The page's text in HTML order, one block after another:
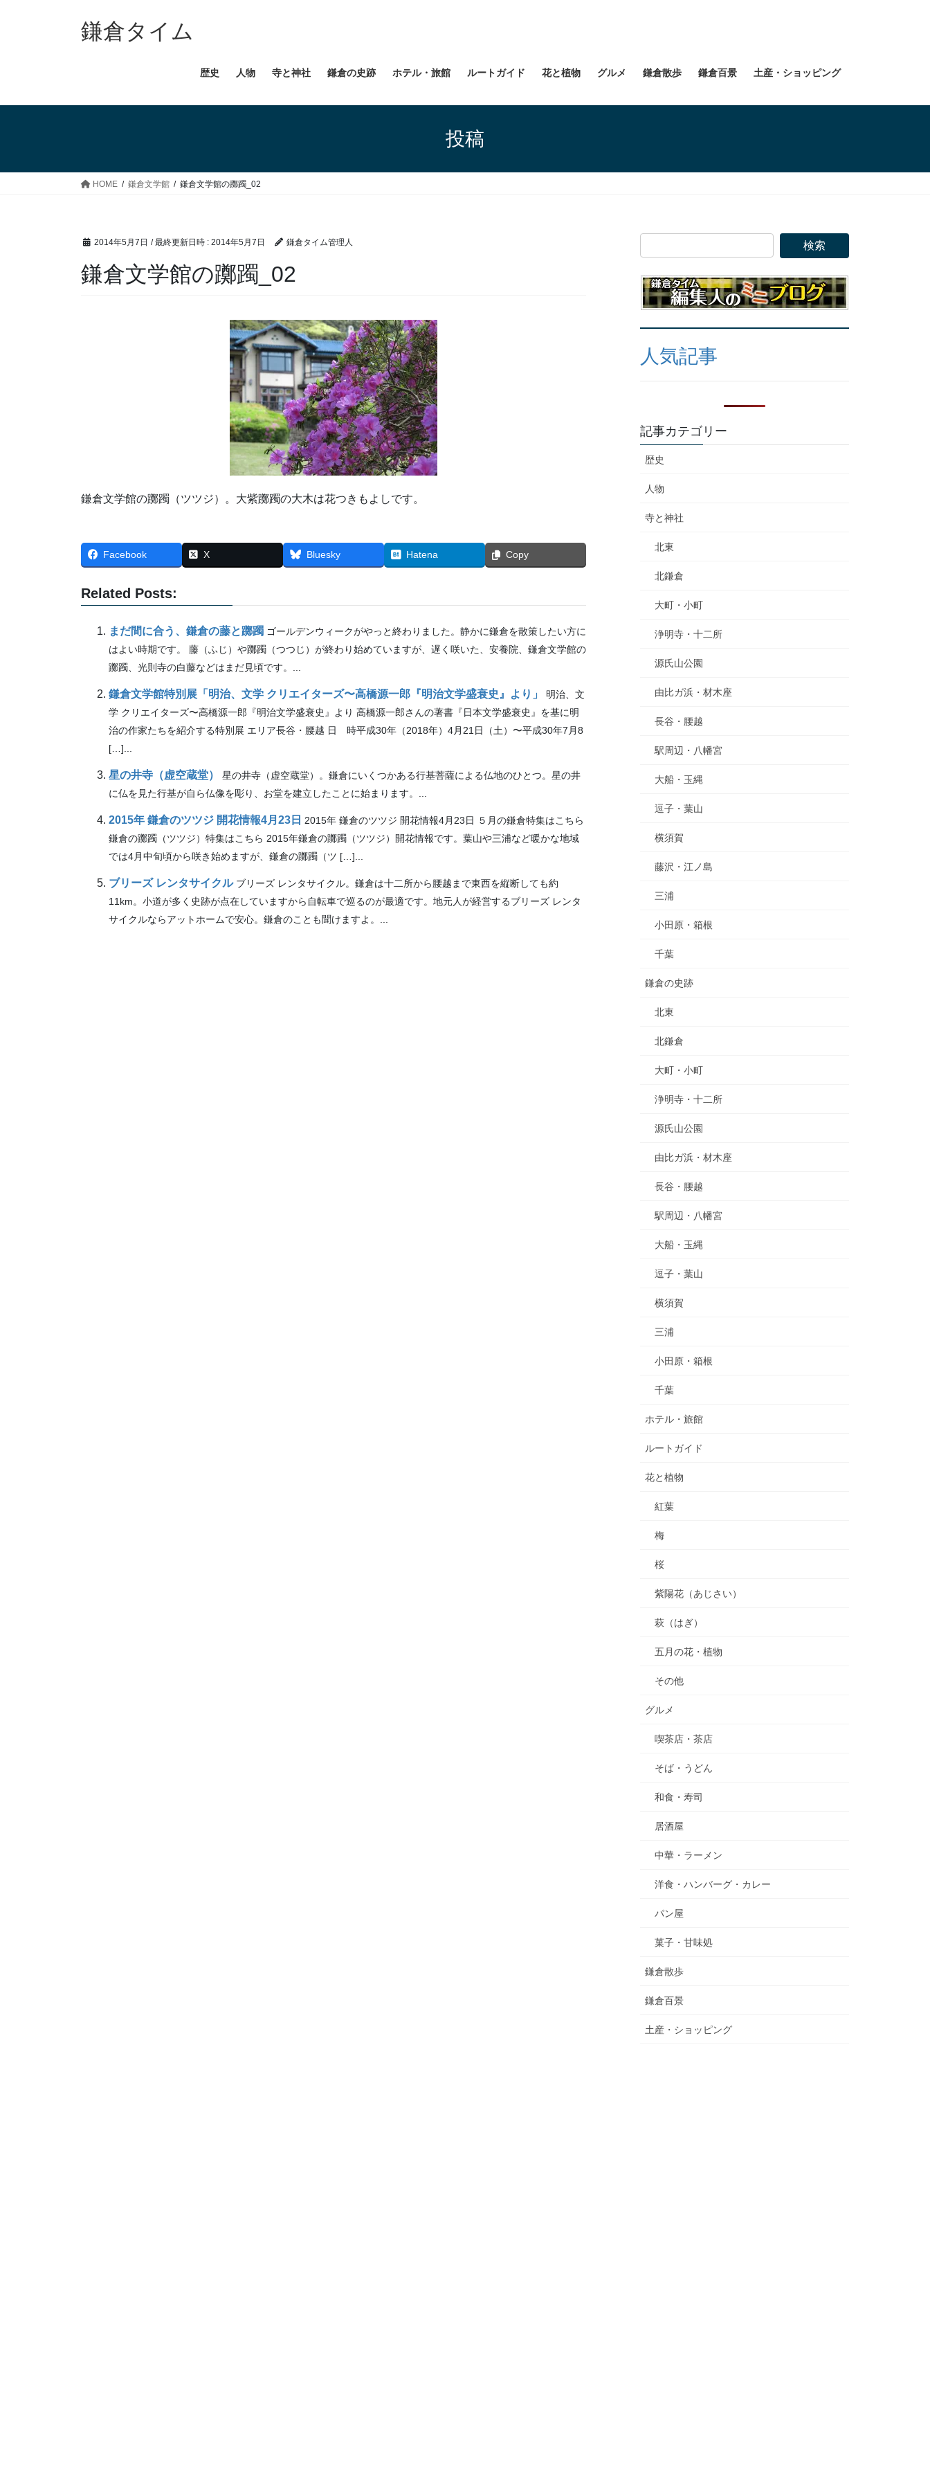
ス
ン
鎌倉タイム
歴史 人物 寺と神社 鎌倉の史跡 ホテル・旅館 ルートガイド 花と植物 グルメ 鎌倉散歩 鎌倉百景 土産・ショッピング
投稿
HOME 鎌倉文学館 鎌倉文学館の躑躅_02
2014年5月7日 / 最終更新日時 : 2014年5月7日 鎌倉タイム管理人
鎌倉文学館の躑躅_02
鎌倉文学館の躑躅（ツツジ）。大紫躑躅の大木は花つきもよしです。
Facebook X Bluesky Hatena Copy
Related Posts:
まだ間に合う、鎌倉の藤と躑躅 ゴールデンウィークがやっと終わりました。静かに鎌倉を散策したい方に
はよい時期です。 藤（ふじ）や躑躅（つつじ）が終わり始めていますが、遅く咲いた、安養院、鎌倉文学館の
躑躅、光則寺の白藤などはまだ見頃です。...
鎌倉文学館特別展「明治、文学 クリエイターズ〜高橋源一郎『明治文学盛衰史』より」
明治、文
学 クリエイターズ〜高橋源一郎『明治文学盛衰史』より 高橋源一郎さんの著書『日本文学盛衰史』を基に明
治の作家たちを紹介する特別展 エリア長谷・腰越 日 時平成30年（2018年）4月21日（土）〜平成30年7月8
[…]...
星の井寺（虚空蔵堂）
星の井寺（虚空蔵堂）。鎌倉にいくつかある行基菩薩による仏地のひとつ。星の井
に仏を見た行基が自ら仏像を彫り、お堂を建立したことに始まります。...
2015年 鎌倉のツツジ 開花情報4月23日 2015年 鎌倉のツツジ 開花情報4月23日 ５月の鎌倉特集はこちら
鎌倉の躑躅（ツツジ）特集はこちら 2015年鎌倉の躑躅（ツツジ）開花情報です。葉山や三浦など暖かな地域
では4月中旬頃から咲き始めますが、鎌倉の躑躅（ツ […]...
ブリーズ レンタサイクル ブリーズ レンタサイクル。鎌倉は十二所から腰越まで東西を縦断しても約
11km。小道が多く史跡が点在していますから自転車で巡るのが最適です。地元人が経営するブリーズ レンタ
サイクルならアットホームで安心。鎌倉のことも聞けますよ。...
人気記事
記事カテゴリー
歴史
人物
寺と神社
北東
北鎌倉
大町・小町
浄明寺・十二所
源氏山公園
由比ガ浜・材木座
長谷・腰越
駅周辺・八幡宮
大船・玉縄
逗子・葉山
横須賀
藤沢・江ノ島
三浦
小田原・箱根
千葉
鎌倉の史跡
北東
北鎌倉
大町・小町
浄明寺・十二所
源氏山公園
由比ガ浜・材木座
長谷・腰越
駅周辺・八幡宮
大船・玉縄
逗子・葉山
横須賀
三浦
小田原・箱根
千葉
ホテル・旅館
ルートガイド
花と植物
紅葉
梅
桜
紫陽花（あじさい）
萩（はぎ）
五月の花・植物
その他
グルメ
喫茶店・茶店
そば・うどん
和食・寿司
居酒屋
中華・ラーメン
洋食・ハンバーグ・カレー
パン屋
菓子・甘味処
鎌倉散歩
鎌倉百景
土産・ショッピング